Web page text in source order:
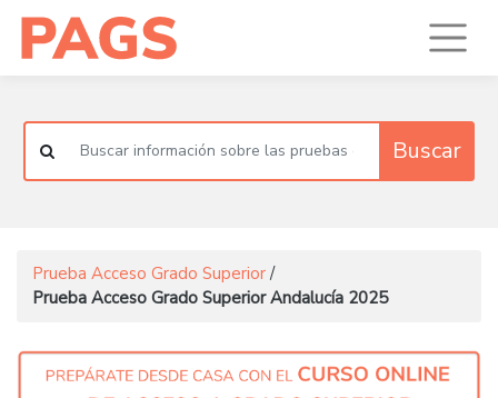
Buscar
Prueba Acceso Grado Superior/
Prueba Acceso Grado Superior Andalucía 2025